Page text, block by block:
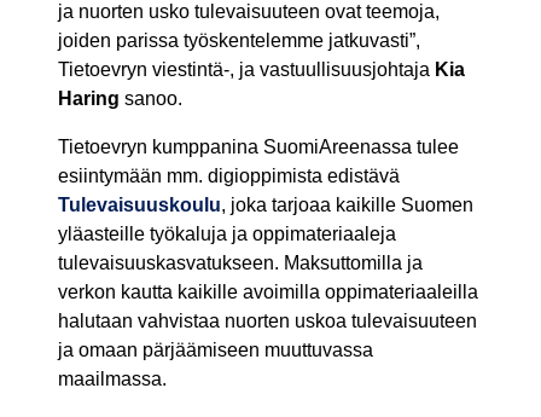
ja nuorten usko tulevaisuuteen ovat teemoja,
joiden parissa työskentelemme jatkuvasti”,
Tietoevryn viestintä-, ja vastuullisuusjohtaja Kia
Haring sanoo.
Tietoevryn kumppanina SuomiAreenassa tulee
esiintymään mm. digioppimista edistävä
Tulevaisuuskoulu, joka tarjoaa kaikille Suomen
yläasteille työkaluja ja oppimateriaaleja
tulevaisuuskasvatukseen. Maksuttomilla ja
verkon kautta kaikille avoimilla oppimateriaaleilla
halutaan vahvistaa nuorten uskoa tulevaisuuteen
ja omaan pärjäämiseen muuttuvassa
maailmassa.